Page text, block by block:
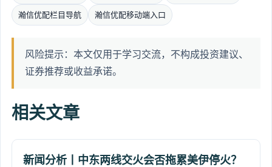
瀚信优配栏目导航 瀚信优配移动端入口
风险提示：本文仅用于学习交流，不构成投资建议、
证券推荐或收益承诺。
相关文章
新闻分析丨中东两线交火会否拖累美伊停火？